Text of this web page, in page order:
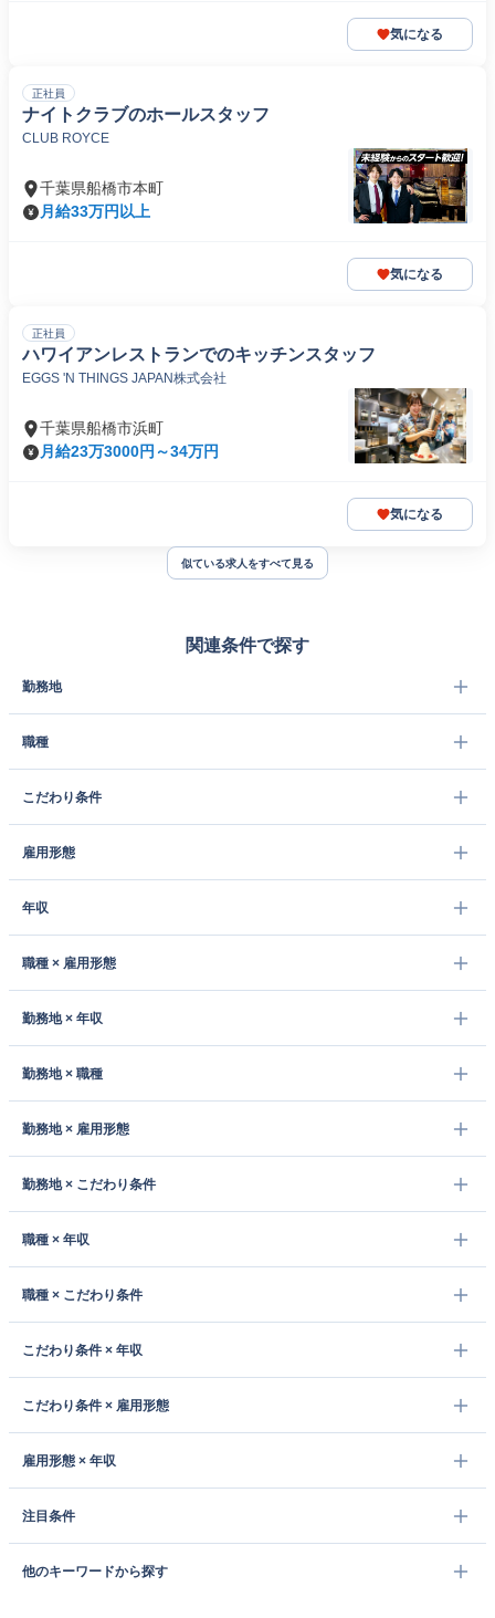
気になる
正社員
ナイトクラブのホールスタッフ
CLUB ROYCE
千葉県船橋市本町
月給33万円以上
気になる
正社員
ハワイアンレストランでのキッチンスタッフ
EGGS 'N THINGS JAPAN株式会社
千葉県船橋市浜町
月給23万3000円～34万円
気になる
似ている求人をすべて見る
関連条件で探す
勤務地
職種
こだわり条件
雇用形態
年収
職種 × 雇用形態
勤務地 × 年収
勤務地 × 職種
勤務地 × 雇用形態
勤務地 × こだわり条件
職種 × 年収
職種 × こだわり条件
こだわり条件 × 年収
こだわり条件 × 雇用形態
雇用形態 × 年収
注目条件
他のキーワードから探す